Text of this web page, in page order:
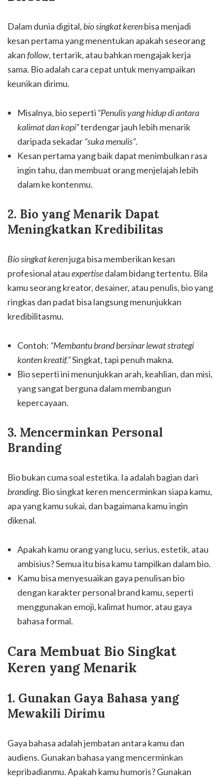
Dalam dunia digital, bio singkat kerenbisa menjadi
kesan pertama yang menentukan apakah seseorang
akanfollow, tertarik, atau bahkan mengajak kerja
sama. Bio adalah cara cepat untuk menyampaikan
keunikan dirimu.
Misalnya, bio seperti “Penulis yang hidup di antara
kalimat dan kopi”terdengar jauh lebih menarik
daripada sekadar“suka menulis”.
Kesan pertama yang baik dapat menimbulkan rasa
ingin tahu, dan membuat orang menjelajah lebih
dalam ke kontenmu.
2. Bio yang Menarik Dapat
Meningkatkan Kredibilitas
Bio singkat kerenjuga bisa memberikan kesan
profesional atauexpertisedalam bidang tertentu. Bila
kamu seorang kreator, desainer, atau penulis, bio yang
ringkas dan padat bisa langsung menunjukkan
kredibilitasmu.
Contoh: “Membantu brand bersinar lewat strategi
konten kreatif.”Singkat, tapi penuh makna.
Bio seperti ini menunjukkan arah, keahlian, dan misi,
yang sangat berguna dalam membangun
kepercayaan.
3. Mencerminkan Personal
Branding
Bio bukan cuma soal estetika. Ia adalah bagian dari
branding. Bio singkat keren mencerminkan siapa kamu,
apa yang kamu sukai, dan bagaimana kamu ingin
dikenal.
Apakah kamu orang yang lucu, serius, estetik, atau
ambisius? Semua itu bisa kamu tampilkan dalam bio.
Kamu bisa menyesuaikan gaya penulisan bio
dengan karakter personal brand kamu, seperti
menggunakan emoji, kalimat humor, atau gaya
bahasa formal.
Cara Membuat Bio Singkat
Keren yang Menarik
1. Gunakan Gaya Bahasa yang
Mewakili Dirimu
Gaya bahasa adalah jembatan antara kamu dan
audiens. Gunakan bahasa yang mencerminkan
kepribadianmu. Apakah kamu humoris? Gunakan